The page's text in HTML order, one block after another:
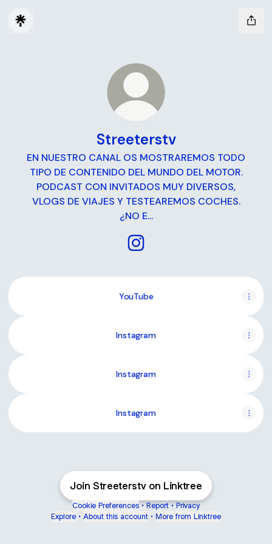
Streeterstv
EN NUESTRO CANAL OS MOSTRAREMOS TODO
TIPO DE CONTENIDO DEL MUNDO DEL MOTOR.
PODCAST CON INVITADOS MUY DIVERSOS,
VLOGS DE VIAJES Y TESTEAREMOS COCHES.
¿NO E...
YouTube
YouTube
Instagram
Instagram
Instagram
Join Streeterstv on Linktree
Cookie Preferences • Report • Privacy
Explore • About this account • More from Linktree